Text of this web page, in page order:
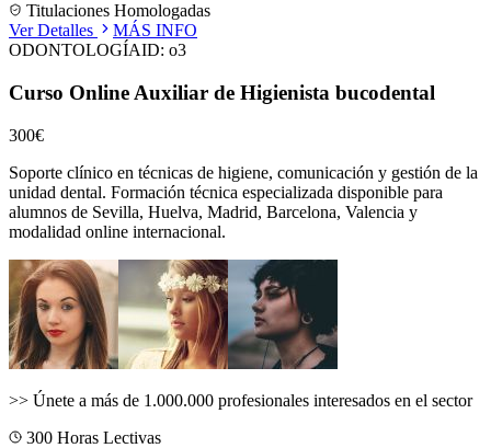
Titulaciones Homologadas
Ver Detalles
MÁS INFO
ODONTOLOGÍAID: o3
Curso Online Auxiliar de Higienista bucodental
300€
Soporte clínico en técnicas de higiene, comunicación y gestión de la
unidad dental. Formación técnica especializada disponible para
alumnos de Sevilla, Huelva, Madrid, Barcelona, Valencia y
modalidad online internacional.
>> Únete a más de 1.000.000 profesionales interesados en el sector
300 Horas Lectivas